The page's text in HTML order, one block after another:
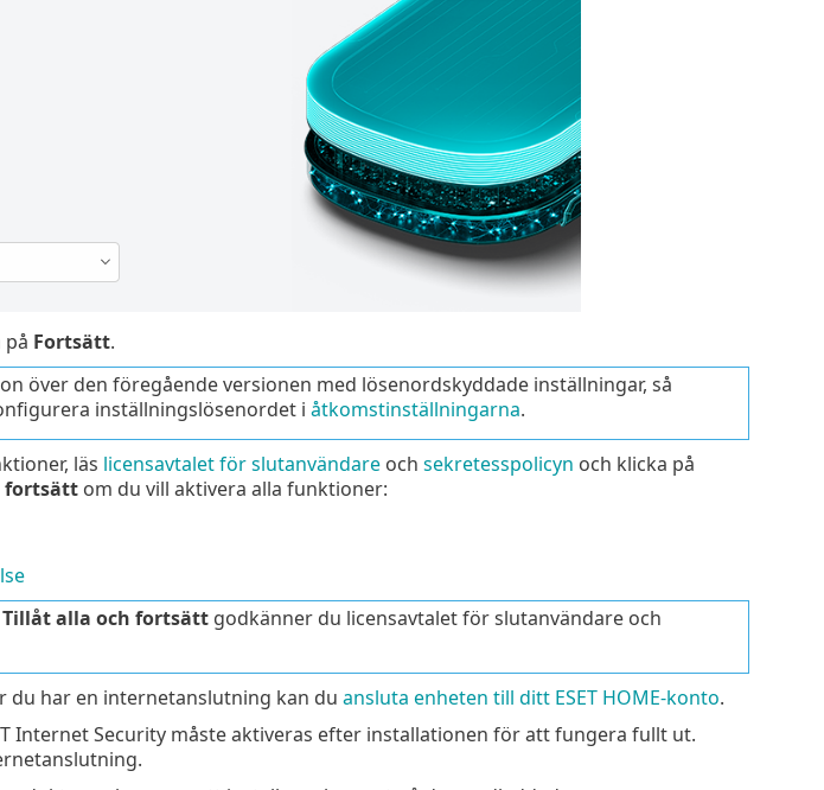
på Fortsätt.
över den föregående versionen med lösenordskyddade inställningar, så
inställningslösenordet i åtkomstinställningarna.
läs licensavtalet för slutanvändareoch sekretesspolicyn och klicka på
fortsättom du vill aktivera alla funktioner:
Tillåt alla och fortsättgodkänner du licensavtalet för slutanvändare och
du har en internetanslutning kan du ansluta enheten till ditt ESET HOME-konto.
Internet Security måste aktiveras efter installationen för att fungera fullt ut.